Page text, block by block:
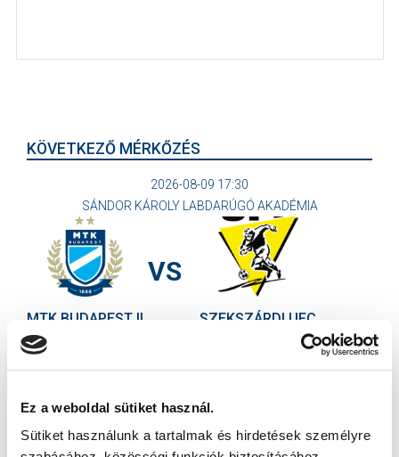
Ez a weboldal sütiket használ.
Sütiket használunk a tartalmak és hirdetések személyre
KÖVETKEZŐ MÉRKŐZÉS
2026-08-09 17:30
SÁNDOR KÁROLY LABDARÚGÓ AKADÉMIA
MTK BUDAPEST II
VS
SZEKSZÁRDI UFC
hírlevelünkre: